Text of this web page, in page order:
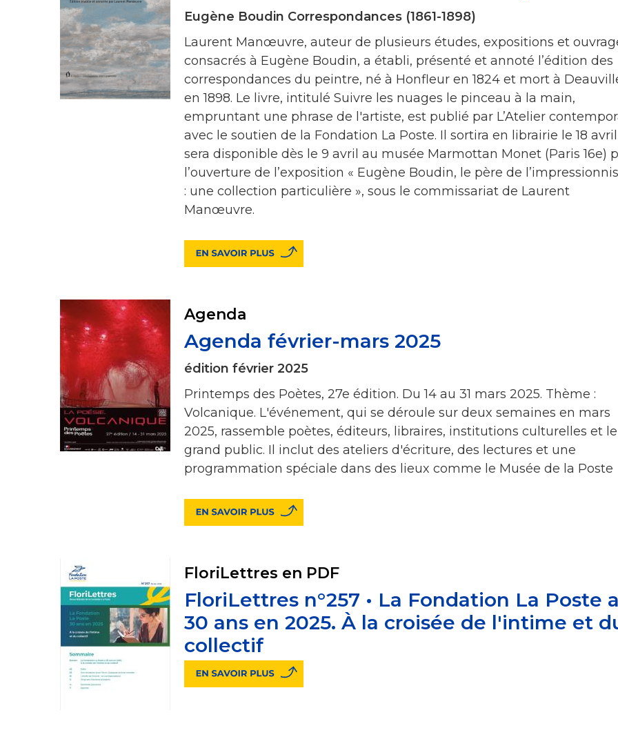
Eugène Boudin Correspondances (1861-1898)
Laurent Manœuvre, auteur de plusieurs études, expositions et
consacrés à Eugène Boudin, a établi, présenté et annoté l’édition des
correspondances du peintre, né à Honfleur en 1824 et mort à
en 1898. Le livre, intitulé Suivre les nuages le pinceau à la main,
empruntant une phrase de l'artiste, est publié par L’Atelier
avec le soutien de la Fondation La Poste. Il sortira en librairie le 18
sera disponible dès le 9 avril au musée Marmottan Monet (Paris 16e)
l’ouverture de l’exposition « Eugène Boudin, le père de
: une collection particulière », sous le commissariat de Laurent
Manœuvre.
Agenda
Agenda février-mars 2025
édition février 2025
Printemps des Poètes, 27e édition. Du 14 au 31 mars 2025. Thème :
Volcanique. L'événement, qui se déroule sur deux semaines en mars
2025, rassemble poètes, éditeurs, libraires, institutions culturelles et le
grand public. Il inclut des ateliers d'écriture, des lectures et une
programmation spéciale dans des lieux comme le Musée de la Poste
FloriLettres en PDF
FloriLettres n°257 • La Fondation La Poste a
30 ans en 2025. À la croisée de l'intime et
collectif